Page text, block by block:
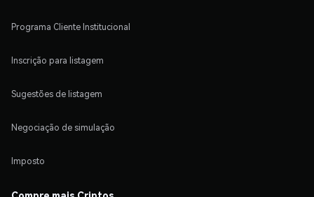
Programa Cliente Institucional
Inscrição para listagem
Sugestões de listagem
Negociação de simulação
Imposto